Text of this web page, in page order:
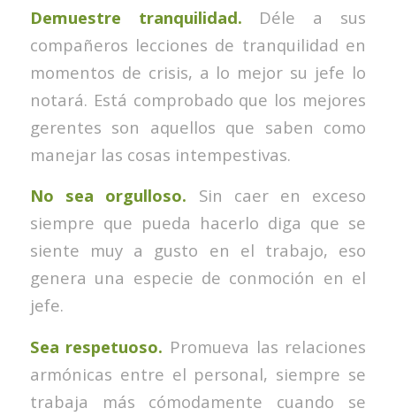
Demuestre tranquilidad. Déle a sus
compañeros lecciones de tranquilidad en
momentos de crisis, a lo mejor su jefe lo
notará. Está comprobado que los mejores
gerentes son aquellos que saben como
manejar las cosas intempestivas.
No sea orgulloso. Sin caer en exceso
siempre que pueda hacerlo diga que se
siente muy a gusto en el trabajo, eso
genera una especie de conmoción en el
jefe.
Sea respetuoso. Promueva las relaciones
armónicas entre el personal, siempre se
trabaja más cómodamente cuando se